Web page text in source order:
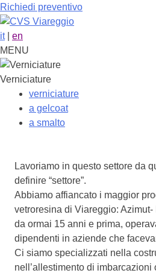
Richiedi preventivo
it| en
MENU
Verniciature
verniciature
a gelcoat
a smalto
Lavoriamo in questo settore da
definire “settore”.
Abbiamo affiancato i maggior
vetroresina di Viareggio:
da ormai 15 anni e prima,
dipendenti in aziende che
Ci siamo specializzati nella
nell’allestimento di imbarcazioni